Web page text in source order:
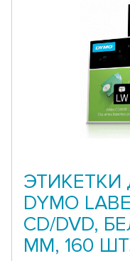
ЭТИКЕТКИ
DYMO
CD/DVD,
ММ, 160